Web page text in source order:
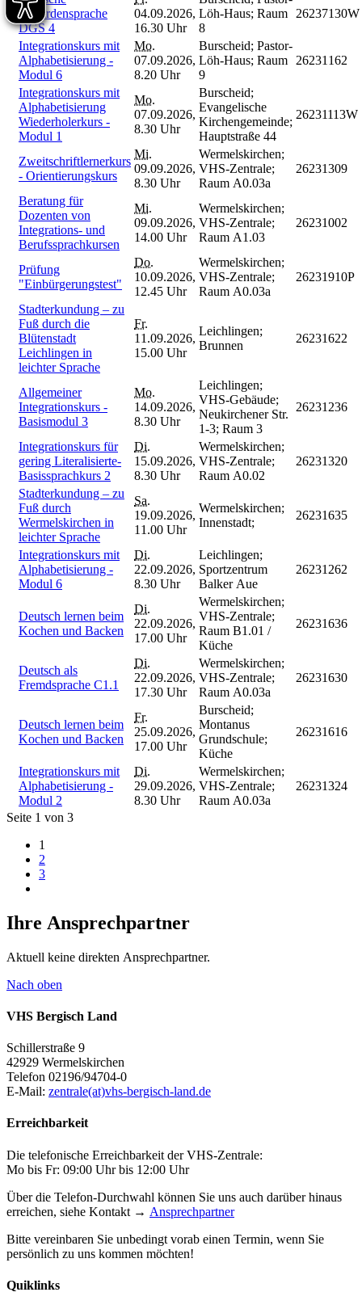
Gebärdensprache
DGS 4
04.09.2026,
16.30 Uhr
Löh-Haus; Raum
8
26237130W
Integrationskurs mit
Alphabetisierung -
Modul 6
Mo.
07.09.2026,
8.20 Uhr
Burscheid; Pastor-
Löh-Haus; Raum
9
26231162
Integrationskurs mit
Alphabetisierung
Wiederholerkurs -
Modul 1
Mo.
07.09.2026,
8.30 Uhr
Burscheid;
Evangelische
Kirchengemeinde;
Hauptstraße 44
26231113W
Zweitschriftlernerkurs
- Orientierungskurs
Mi.
09.09.2026,
8.30 Uhr
Wermelskirchen;
VHS-Zentrale;
Raum A0.03a
26231309
Beratung für
Dozenten von
Integrations- und
Berufssprachkursen
Mi.
09.09.2026,
14.00 Uhr
Wermelskirchen;
VHS-Zentrale;
Raum A1.03
26231002
Prüfung
"Einbürgerungstest"
Do.
10.09.2026,
12.45 Uhr
Wermelskirchen;
VHS-Zentrale;
Raum A0.03a
26231910P
Stadterkundung – zu
Fuß durch die
Blütenstadt
Leichlingen in
leichter Sprache
Fr.
11.09.2026,
15.00 Uhr
Leichlingen;
Brunnen
26231622
Allgemeiner
Integrationskurs -
Basismodul 3
Mo.
14.09.2026,
8.30 Uhr
Leichlingen;
VHS-Gebäude;
Neukirchener Str.
1-3; Raum 3
26231236
Integrationskurs für
gering Literalisierte-
Basissprachkurs 2
Di.
15.09.2026,
8.30 Uhr
Wermelskirchen;
VHS-Zentrale;
Raum A0.02
26231320
Stadterkundung – zu
Fuß durch
Wermelskirchen in
leichter Sprache
Sa.
19.09.2026,
11.00 Uhr
Wermelskirchen;
Innenstadt;
26231635
Integrationskurs mit
Alphabetisierung -
Modul 6
Di.
22.09.2026,
8.30 Uhr
Leichlingen;
Sportzentrum
Balker Aue
26231262
Deutsch lernen beim
Kochen und Backen
Di.
22.09.2026,
17.00 Uhr
Wermelskirchen;
VHS-Zentrale;
Raum B1.01 /
Küche
26231636
Deutsch als
Fremdsprache C1.1
Di.
22.09.2026,
17.30 Uhr
Wermelskirchen;
VHS-Zentrale;
Raum A0.03a
26231630
Deutsch lernen beim
Kochen und Backen
Fr.
25.09.2026,
17.00 Uhr
Burscheid;
Montanus
Grundschule;
Küche
26231616
Integrationskurs mit
Alphabetisierung -
Modul 2
Di.
29.09.2026,
8.30 Uhr
Wermelskirchen;
VHS-Zentrale;
Raum A0.03a
26231324
Seite 1 von 3
1
2
3
Ihre Ansprechpartner
Aktuell keine direkten Ansprechpartner.
Nach oben
VHS Bergisch Land
Schillerstraße 9
42929 Wermelskirchen
Telefon 02196/94704-0
E-Mail: zentrale(at)vhs-bergisch-land.de
Erreichbarkeit
Die telefonische Erreichbarkeit der VHS-Zentrale:
Mo bis Fr: 09:00 Uhr bis 12:00 Uhr
Über die Telefon-Durchwahl können Sie uns auch darüber hinaus
erreichen, siehe Kontakt → Ansprechpartner
Bitte vereinbaren Sie unbedingt vorab einen Termin, wenn Sie
persönlich zu uns kommen möchten!
Quiklinks